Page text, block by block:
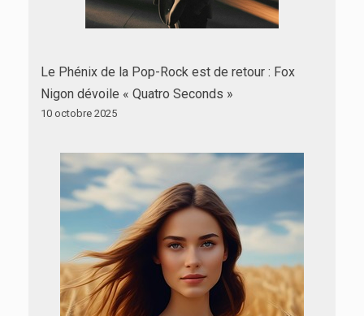
Le Phénix de la Pop-Rock est de retour : Fox
Nigon dévoile « Quatro Seconds »
10 octobre 2025